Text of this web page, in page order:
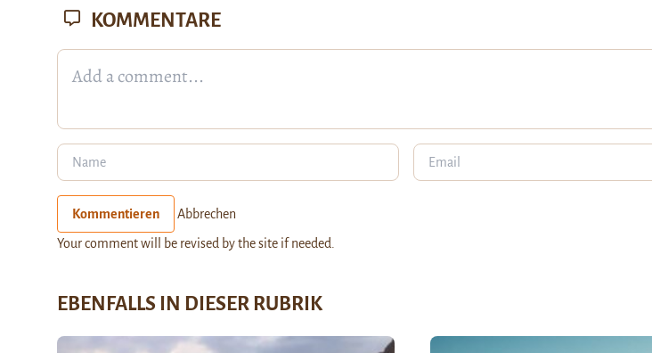
KOMMENTARE
Kommentieren Abbrechen
Your comment will be revised by the site if needed.
EBENFALLS IN DIESER RUBRIK